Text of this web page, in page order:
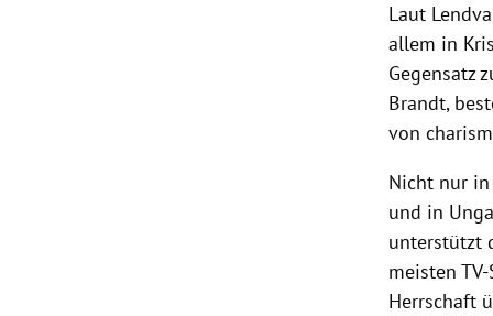
Laut
allem in
Gegensatz
Brandt,
von
Nicht nur
und in
unterstützt
meisten
Herrschaft